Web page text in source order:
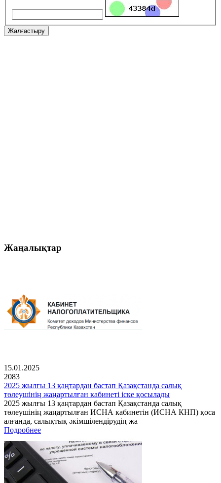
Жалғастыру
Жаңалықтар
15.01.2025
2083
2025 жылғы 13 қаңтардан бастап Қазақстанда салық
төлеушінің жаңартылған кабинеті іске қосылады
2025 жылғы 13 қаңтардан бастап Қазақстанда салық
төлеушінің жаңартылған ИСНА кабинетін (ИСНА КНП) қоса
алғанда, салықтық әкімшілендірудің жа
Подробнее